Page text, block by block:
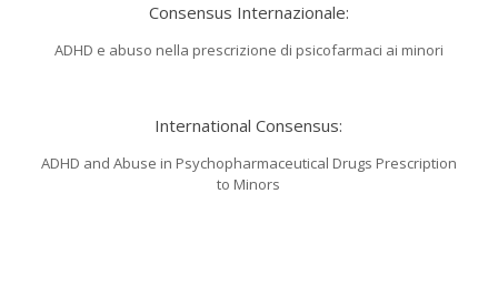
Consensus Internazionale:
ADHD e abuso nella prescrizione di psicofarmaci ai minori
International Consensus:
ADHD and Abuse in Psychopharmaceutical Drugs Prescription
to Minors